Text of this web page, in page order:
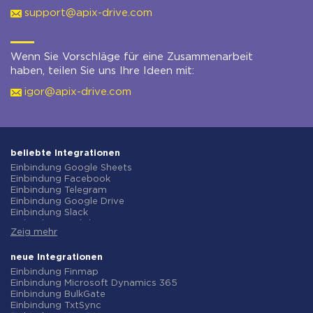
support@apix-drive.com
Wenn Sie Vorschläge für eine Zusammenarbeit
haben, teilen Sie uns Ihre Ideen mit:
igor@apix-drive.com
beliebte Integrationen
Einbindung Google Sheets
Einbindung Facebook
Einbindung Telegram
Einbindung Google Drive
Einbindung Slack
Einbindung Gmail
Einbindung ClickUp
Einbindung Airtable
Einbindung Google Contacts
Einbindung OpenAI (ChatGPT)
Einbindung Instagram
Zeig mehr
neue Integrationen
Einbindung Finmap
Einbindung Microsoft Dynamics 365
Einbindung BulkGate
Einbindung TxtSync